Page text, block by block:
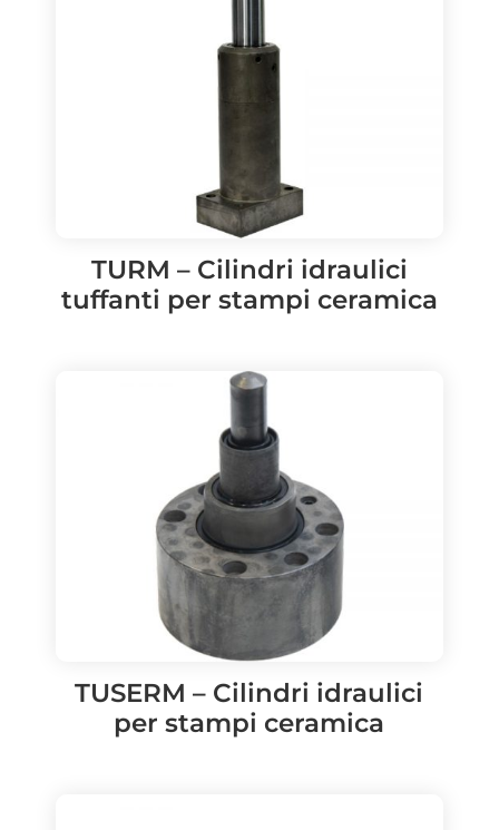
TURM – Cilindri idraulici
tuffanti per stampi ceramica
TUSERM – Cilindri idraulici
per stampi ceramica